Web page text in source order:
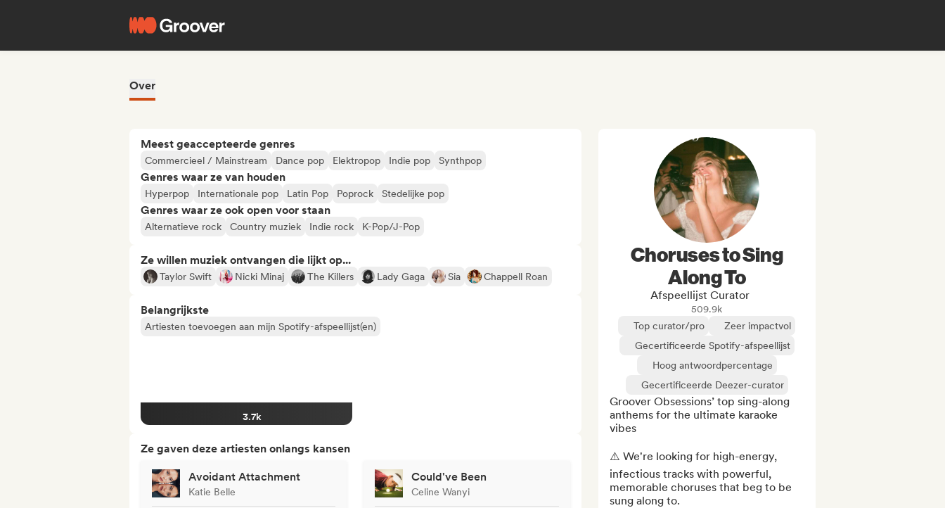
Over
Meest geaccepteerde genres
Commercieel / Mainstream Dance pop Elektropop Indie pop Synthpop
Genres waar ze van houden
Hyperpop Internationale pop Latin Pop Poprock Stedelijke pop
Genres waar ze ook open voor staan
Alternatieve rock Country muziek Indie rock K-Pop/J-Pop
Ze willen muziek ontvangen die lijkt op...
Taylor Swift Nicki Minaj The Killers Lady Gaga Sia Chappell Roan
Belangrijkste
Artiesten toevoegen aan mijn Spotify-afspeellijst(en)
3.7k
Ze gaven deze artiesten onlangs kansen
Avoidant Attachment
Katie Belle
Could've Been
Celine Wanyi
Choruses to Sing
Along To
Afspeellijst Curator
509.9k
Top curator/pro
Zeer impactvol
Gecertificeerde Spotify-afspeellijst
Hoog antwoordpercentage
Gecertificeerde Deezer-curator
Groover Obsessions’ top sing-along
anthems for the ultimate karaoke
vibes
⚠️ We're looking for high-energy,
infectious tracks with powerful,
memorable choruses that beg to be
sung along to.